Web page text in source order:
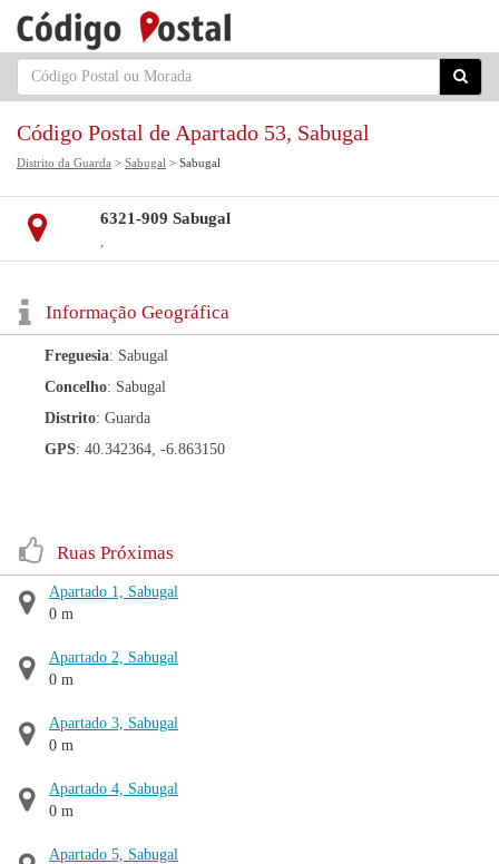
Código Postal de Apartado 53, Sabugal
Distrito da Guarda > Sabugal > Sabugal
6321-909 Sabugal
,
Informação Geográfica
Freguesia: Sabugal
Concelho: Sabugal
Distrito: Guarda
GPS: 40.342364, -6.863150
Ruas Próximas
Apartado 1, Sabugal
0 m
Apartado 2, Sabugal
0 m
Apartado 3, Sabugal
0 m
Apartado 4, Sabugal
0 m
Apartado 5, Sabugal